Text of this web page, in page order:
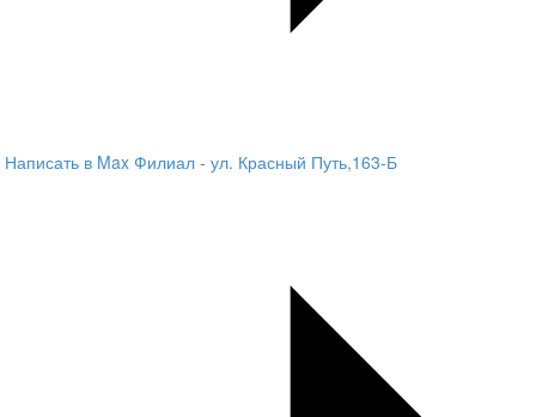
Написать в Max Филиал - ул. Красный Путь,163-Б